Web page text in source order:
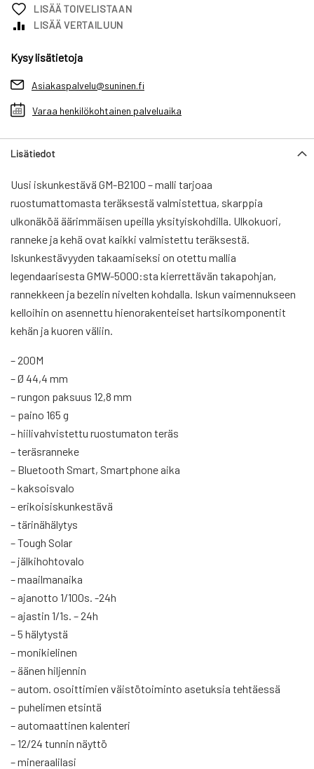
LISÄÄ TOIVELISTAAN
LISÄÄ VERTAILUUN
Kysy lisätietoja
Asiakaspalvelu@suninen.fi
Varaa henkilökohtainen palveluaika
Lisätiedot
Uusi iskunkestävä GM-B2100 – malli tarjoaa
ruostumattomasta teräksestä valmistettua, skarppia
ulkonäköä äärimmäisen upeilla yksityiskohdilla. Ulkokuori,
ranneke ja kehä ovat kaikki valmistettu teräksestä.
Iskunkestävyyden takaamiseksi on otettu mallia
legendaarisesta GMW-5000:sta kierrettävän takapohjan,
rannekkeen ja bezelin nivelten kohdalla. Iskun vaimennukseen
kelloihin on asennettu hienorakenteiset hartsikomponentit
kehän ja kuoren väliin.
– 200M
– Ø 44,4 mm
– rungon paksuus 12,8 mm
– paino 165 g
– hiilivahvistettu ruostumaton teräs
– teräsranneke
– Bluetooth Smart, Smartphone aika
– kaksoisvalo
– erikoisiskunkestävä
– tärinähälytys
– Tough Solar
– jälkihohtovalo
– maailmanaika
– ajanotto 1/100s. -24h
– ajastin 1/1s. – 24h
– 5 hälytystä
– monikielinen
– äänen hiljennin
– autom. osoittimien väistötoiminto asetuksia tehtäessä
– puhelimen etsintä
– automaattinen kalenteri
– 12/24 tunnin näyttö
– mineraalilasi